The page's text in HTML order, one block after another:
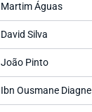
Martim Águas
David Silva
João Pinto
Ibn Ousmane Diagne